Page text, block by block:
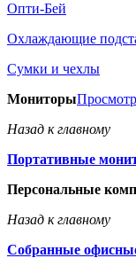
Опти-Бей
Охлаждающие
Сумки и чехлы
Мониторы
Назад к главному
Портативные
Персональные
Назад к главному
Собранные